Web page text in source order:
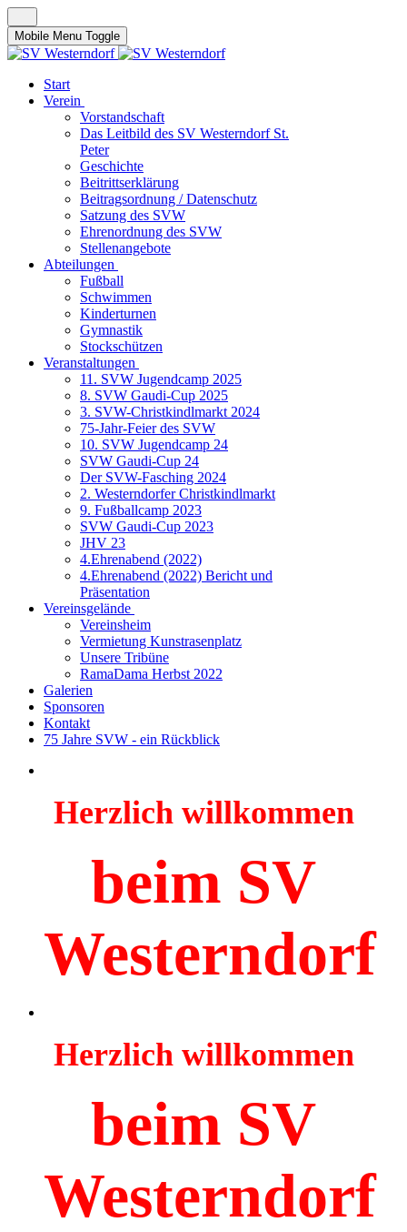
Mobile Menu Toggle
Start
Verein
Vorstandschaft
Das Leitbild des SV Westerndorf St.
Peter
Geschichte
Beitrittserklärung
Beitragsordnung / Datenschutz
Satzung des SVW
Ehrenordnung des SVW
Stellenangebote
Abteilungen
Fußball
Schwimmen
Kinderturnen
Gymnastik
Stockschützen
Veranstaltungen
11. SVW Jugendcamp 2025
8. SVW Gaudi-Cup 2025
3. SVW-Christkindlmarkt 2024
75-Jahr-Feier des SVW
10. SVW Jugendcamp 24
SVW Gaudi-Cup 24
Der SVW-Fasching 2024
2. Westerndorfer Christkindlmarkt
9. Fußballcamp 2023
SVW Gaudi-Cup 2023
JHV 23
4.Ehrenabend (2022)
4.Ehrenabend (2022) Bericht und
Präsentation
Vereinsgelände
Vereinsheim
Vermietung Kunstrasenplatz
Unsere Tribüne
RamaDama Herbst 2022
Galerien
Sponsoren
Kontakt
75 Jahre SVW - ein Rückblick
Herzlich willkommen
beim SV
Westerndorf
Herzlich willkommen
beim SV
Westerndorf